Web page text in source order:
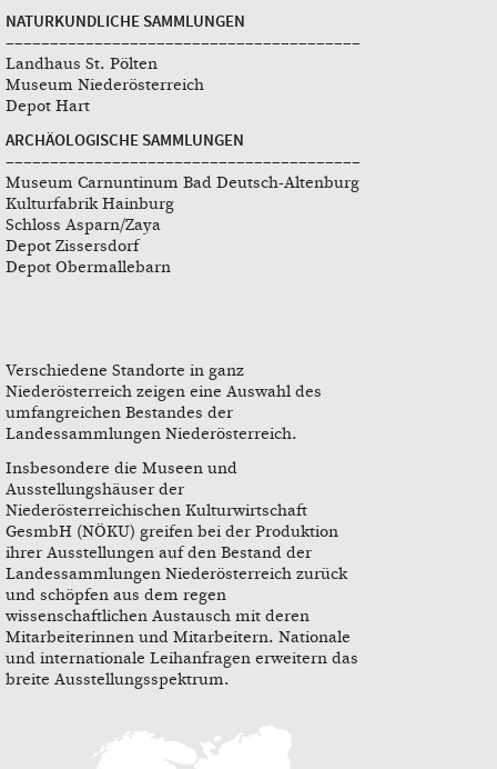
NATURKUNDLICHE SAMMLUNGEN
–––––––––––––––––––––––––––––––––––––––––
Landhaus St. Pölten
Museum Niederösterreich
Depot Hart
ARCHÄOLOGISCHE SAMMLUNGEN
–––––––––––––––––––––––––––––––––––––––––
Museum Carnuntinum Bad Deutsch-Altenburg
Kulturfabrik Hainburg
Schloss Asparn/Zaya
Depot Zissersdorf
Depot Obermallebarn
Verschiedene Standorte in ganz
Niederösterreich zeigen eine Auswahl des
umfangreichen Bestandes der
Landessammlungen Niederösterreich.
Insbesondere die Museen und
Ausstellungshäuser der
Niederösterreichischen Kulturwirtschaft
GesmbH (NÖKU) greifen bei der Produktion
ihrer Ausstellungen auf den Bestand der
Landessammlungen Niederösterreich zurück
und schöpfen aus dem regen
wissenschaftlichen Austausch mit deren
Mitarbeiterinnen und Mitarbeitern. Nationale
und internationale Leihanfragen erweitern das
breite Ausstellungsspektrum.